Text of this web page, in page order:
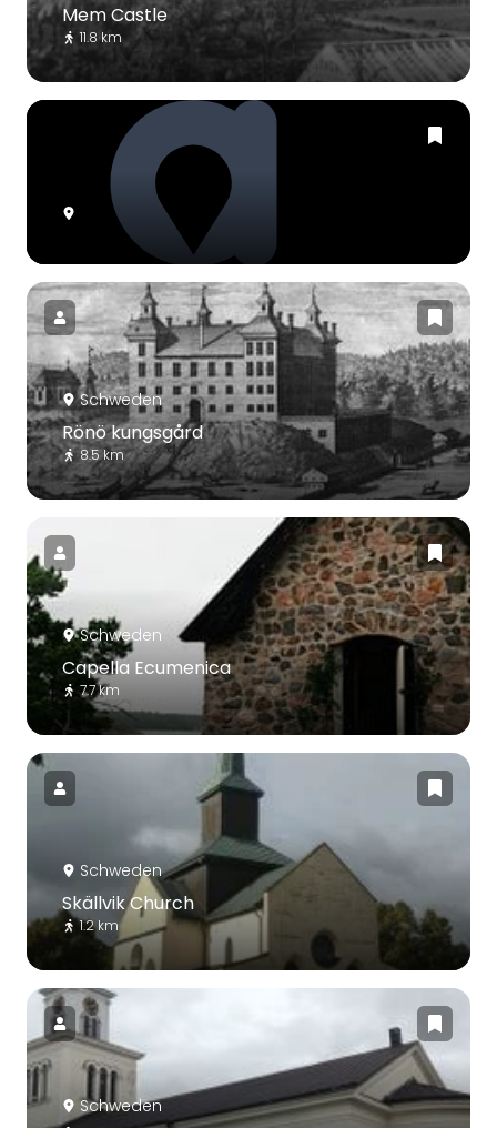
Mem Castle
11.8 km
Schweden
Rönö kungsgård
8.5 km
Schweden
Capella Ecumenica
7.7 km
Schweden
Skällvik Church
1.2 km
Schweden